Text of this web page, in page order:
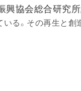
興協会総合研究所
る。その再生と